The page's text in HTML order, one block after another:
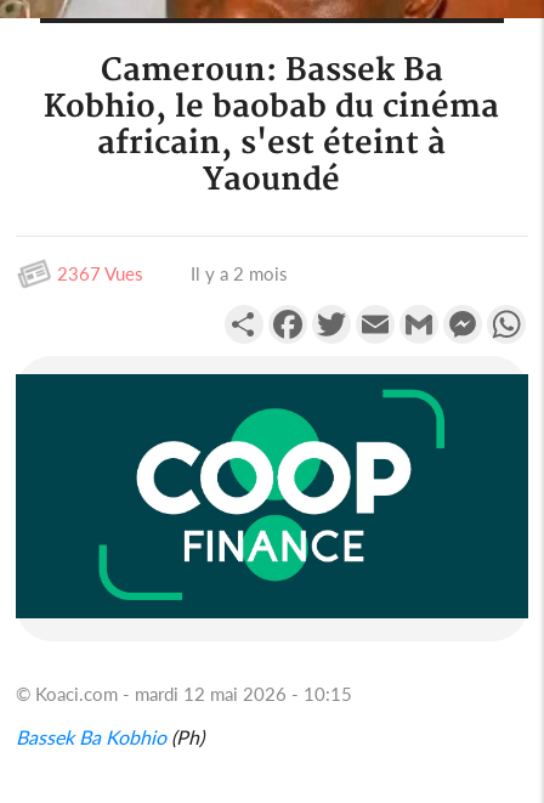
Cameroun: Bassek Ba
Kobhio, le baobab du cinéma
africain, s'est éteint à
Yaoundé
2367 Vues Il y a 2 mois
PartagerFacebookTwitterEmail Gmail
© Koaci.com - mardi 12 mai 2026 - 10:15
Bassek Ba Kobhio(Ph)